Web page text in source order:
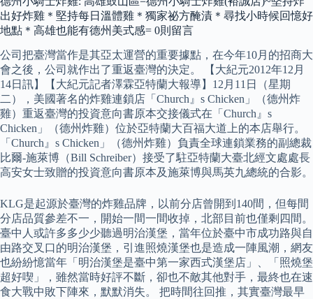
出好炸雞＊堅持每日溫體雞＊獨家祕方醃漬＊尋找小時候回憶好
地點＊高雄也能有德州美式感= 0則留言
公司把臺灣當作是其亞太運營的重要據點，在今年10月的招商大
會之後，公司就作出了重返臺灣的決定。 【大紀元2012年12月
14日訊】【大紀元記者澤霖亞特蘭大報導】12月11日（星期
二），美國著名的炸雞連鎖店「Church』s Chicken」（德州炸
雞）重返臺灣的投資意向書原本交接儀式在「Church』s
Chicken」（德州炸雞）位於亞特蘭大百福大道上的本店舉行。
「Church』s Chicken」（德州炸雞）負責全球連鎖業務的副總裁
比爾-施萊博（Bill Schreiber）接受了駐亞特蘭大臺北經文處處長
高安女士致贈的投資意向書原本及施萊博與馬英九總統的合影。
KLG是起源於臺灣的炸雞品牌，以前分店曾開到140間，但每間
分店品質參差不一，開始一間一間收掉，北部目前也僅剩四間。
臺中人或許多多少少聽過明治漢堡，當年位於臺中市成功路與自
由路交叉口的明治漢堡，引進照燒漢堡也是造成一陣風潮，網友
也紛紛憶當年「明治漢堡是臺中第一家西式漢堡店」、「照燒堡
超好喫」，雖然當時好評不斷，卻也不敵其他對手，最終也在速
食大戰中敗下陣來，默默消失。 把時間往回推，其實臺灣最早